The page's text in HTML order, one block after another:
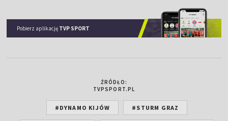
Pobierz aplikację TVP SPORT
ŹRÓDŁO:
TVPSPORT.PL
#DYNAMO KIJÓW #STURM GRAZ